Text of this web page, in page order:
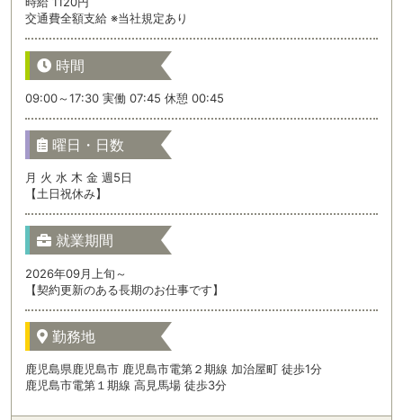
交通費全額支給 ※当社規定あり
時間
09:00～17:30 実働 07:45 休憩 00:45
曜日・日数
月 火 水 木 金 週5日
【土日祝休み】
就業期間
2026年09月上旬～
【契約更新のある長期のお仕事です】
勤務地
鹿児島県鹿児島市 鹿児島市電第２期線 加治屋町 徒歩1分
鹿児島市電第１期線 高見馬場 徒歩3分